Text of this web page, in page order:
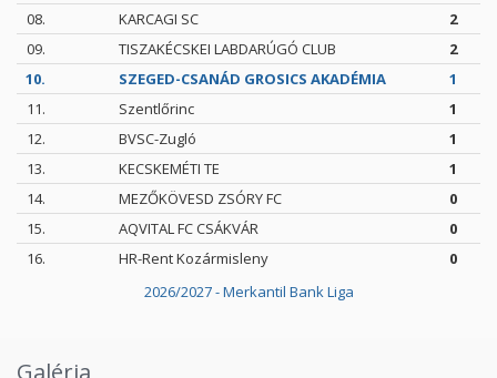
2026/2027 - Merkantil Bank Liga
08.
KARCAGI SC
2
09.
TISZAKÉCSKEI LABDARÚGÓ CLUB
2
10.
SZEGED-CSANÁD GROSICS AKADÉMIA
1
11.
Szentlőrinc
1
12.
BVSC-Zugló
1
13.
KECSKEMÉTI TE
1
14.
MEZŐKÖVESD ZSÓRY FC
0
15.
AQVITAL FC CSÁKVÁR
0
16.
HR-Rent Kozármisleny 0
Galéria
Fórumban